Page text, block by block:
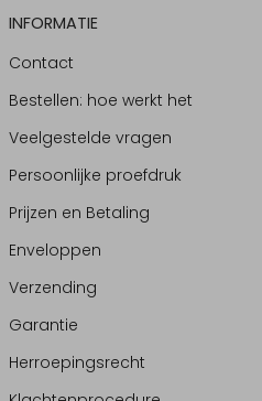
INFORMATIE
Contact
Bestellen: hoe werkt het
Veelgestelde vragen
Persoonlijke proefdruk
Prijzen en Betaling
Enveloppen
Verzending
Garantie
Herroepingsrecht